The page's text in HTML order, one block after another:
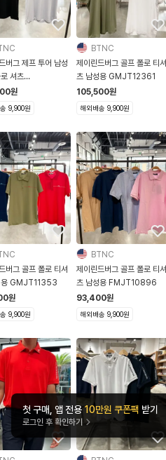
첫 구매, 앱 전용 10만원 쿠폰팩 받기
로그인 후 확인하기
버그 제프 투어 남성
셔츠
기능성 반팔
원
9,900원
BTNC
제이린드버그 골프 폴로 티셔
츠 남성용 GMJT12361
105,500원
해외배송 9,900원
버그 골프 폴로 티셔
용 GMJT11353
원
9,900원
BTNC
제이린드버그 골프 폴로 티셔
츠 남성용 FMJT10896
93,400원
해외배송 9,900원